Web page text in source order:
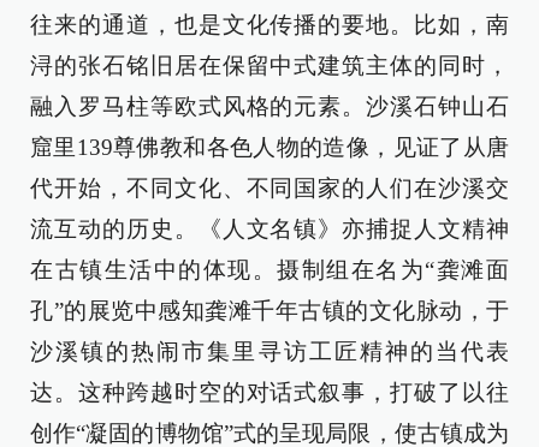
往来的通道，也是文化传播的要地。比如，南
浔的张石铭旧居在保留中式建筑主体的同时，
融入罗马柱等欧式风格的元素。沙溪石钟山石
窟里139尊佛教和各色人物的造像，见证了从唐
代开始，不同文化、不同国家的人们在沙溪交
流互动的历史。《人文名镇》亦捕捉人文精神
在古镇生活中的体现。摄制组在名为“龚滩面
孔”的展览中感知龚滩千年古镇的文化脉动，于
沙溪镇的热闹市集里寻访工匠精神的当代表
达。这种跨越时空的对话式叙事，打破了以往
创作“凝固的博物馆”式的呈现局限，使古镇成为